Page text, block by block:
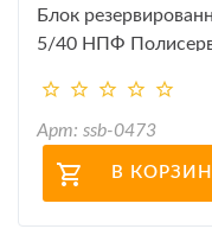
Блок
5/40 НПФ
Арт: ssb-0473
В